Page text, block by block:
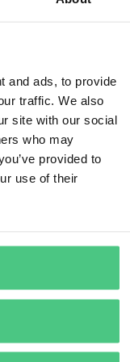
and ads, to provide
traffic. We also
site with our social
who may
provided to
use of their
-
| Anfitrión @
y Gestión
en una
las medidas de
de los